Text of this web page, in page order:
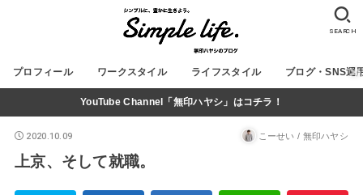
プロフィール ワークスタイル ライフスタイル ブログ・SNS運
SEARCH
YouTube Channel「無印ハヤシ」はコチラ！
2020.10.09 こーせい / 無印ハヤシ
上京、そして就職。